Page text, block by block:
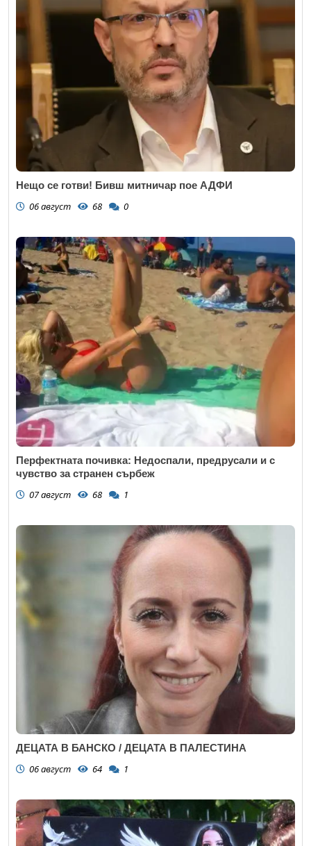
Нещо се готви! Бивш митничар пое АДФИ
06 август 68 0
Перфектната почивка: Недоспали, предрусали и с
чувство за странен сърбеж
07 август 68 1
ДЕЦАТА В БАНСКО / ДЕЦАТА В ПАЛЕСТИНА
06 август 64 1